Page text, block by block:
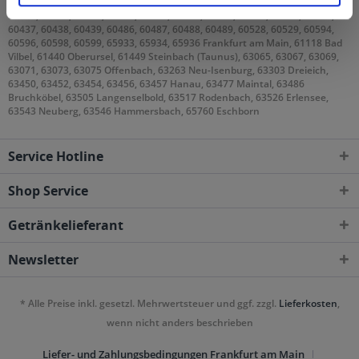
60326, 60327, 60329, 60385, 60386, 60388, 60389, 60431, 60433, 60435,
60437, 60438, 60439, 60486, 60487, 60488, 60489, 60528, 60529, 60594,
60596, 60598, 60599, 65933, 65934, 65936 Frankfurt am Main, 61118 Bad
Vilbel, 61440 Oberursel, 61449 Steinbach (Taunus), 63065, 63067, 63069,
63071, 63073, 63075 Offenbach, 63263 Neu-Isenburg, 63303 Dreieich,
63450, 63452, 63454, 63456, 63457 Hanau, 63477 Maintal, 63486
Bruchköbel, 63505 Langenselbold, 63517 Rodenbach, 63526 Erlensee,
63543 Neuberg, 63546 Hammersbach, 65760 Eschborn
Service Hotline
Shop Service
Getränkelieferant
Newsletter
* Alle Preise inkl. gesetzl. Mehrwertsteuer und ggf. zzgl. Lieferkosten,
wenn nicht anders beschrieben
Liefer- und Zahlungsbedingungen Frankfurt am Main